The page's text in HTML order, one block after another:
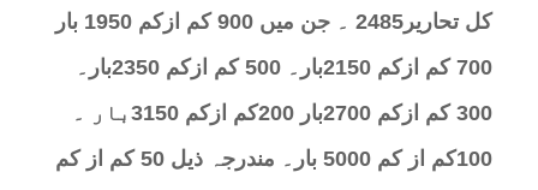
کل تحارير2485 ۔ جن میں 900 کم ازکم 1950 بار
700 کم ازکم 2150بار۔ 500 کم ازکم 2350بار۔
300 کم ازکم 2700بار 200کم ازکم 3150بار ۔
100کم از کم 5000 بار۔ مندرجہ ذیل 50 کم از کم